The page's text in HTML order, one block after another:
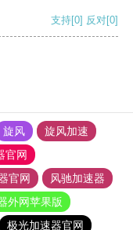
支持[0] 反对[0]
旋风
旋风加速
官网
官网
风驰加速器
外网苹果版
极光加速器官网